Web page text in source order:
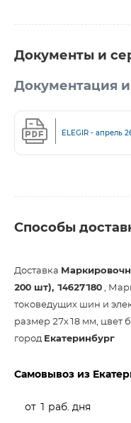
Документы и
Документация
ELEGIR - апрель
Способы
Доставка
200 шт), 14627180 ,
токоведущих шин и
размер 27х18 мм, цвет
город Екатеринбург
Самовывоз из
от 1 раб. дня